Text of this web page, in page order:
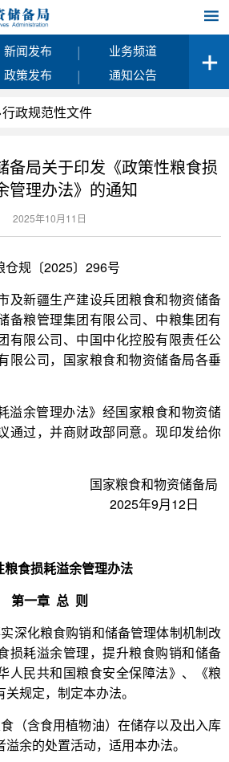
新闻发布 |
业务频道
政策发布 | 通知公告
行政规范性文件
备局关于印发《政策性粮食损
管理办法》的通知
2025年10月11日
仓规〔2025〕296号
及新疆生产建设兵团粮食和物资储备
备粮管理集团有限公司、中粮集团有
有限公司、中国中化控股有限责任公
限公司，国家粮食和物资储备局各垂
溢余管理办法》经国家粮食和物资储
通过，并商财政部同意。现印发给你
国家粮食和物资储备局
2025年9月12日
粮食损耗溢余管理办法
第一章 总 则
深化粮食购销和储备管理体制机制改
损耗溢余管理，提升粮食购销和储备
人民共和国粮食安全保障法》、《粮
规定，制定本办法。
（含食用植物油）在储存以及出入库
余的处置活动，适用本办法。